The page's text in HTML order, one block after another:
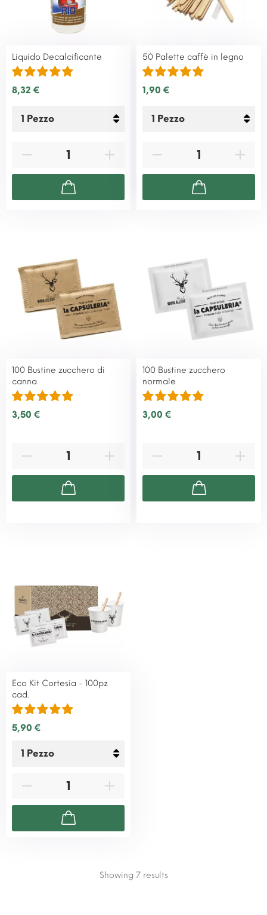
Liquido Decalcificante
8,32 €
50 Palette caffè in legno
1,90 €
100 Bustine zucchero di
canna
3,50 €
100 Bustine zucchero
normale
3,00 €
Eco Kit Cortesia - 100pz
cad.
5,90 €
Showing 7 results